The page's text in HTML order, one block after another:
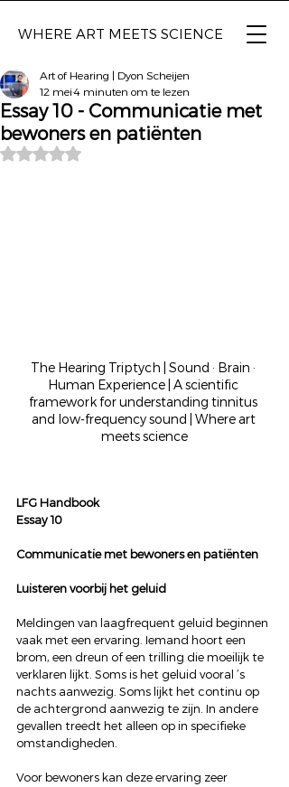
WHERE ART MEETS SCIENCE
Essay 10 - Communicatie met
bewoners en patiënten
Art of Hearing | Dyon Scheijen
12 mei 4 minuten om te lezen
Beoordeeld met NaN uit 5 sterren.
The Hearing Triptych | Sound · Brain ·
Human Experience | A scientific
framework for understanding tinnitus
and low-frequency sound | Where art
meets science
LFG Handbook
Essay 10
Communicatie met bewoners en patiënten
Luisteren voorbij het geluid
Meldingen van laagfrequent geluid beginnen
vaak met een ervaring. Iemand hoort een
brom, een dreun of een trilling die moeilijk te
verklaren lijkt. Soms is het geluid vooral ’s
nachts aanwezig. Soms lijkt het continu op
de achtergrond aanwezig te zijn. In andere
gevallen treedt het alleen op in specifieke
omstandigheden.
Voor bewoners kan deze ervaring zeer